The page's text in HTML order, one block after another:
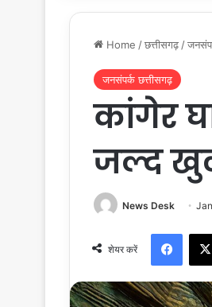
Home /छत्तीसगढ़ /
जनसंपर्क छत्तीसगढ़
कांगेर
जल्द
News Desk
शेयर करें